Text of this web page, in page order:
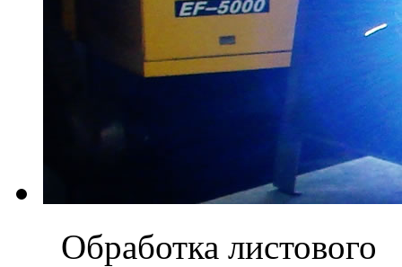
Обработка листового